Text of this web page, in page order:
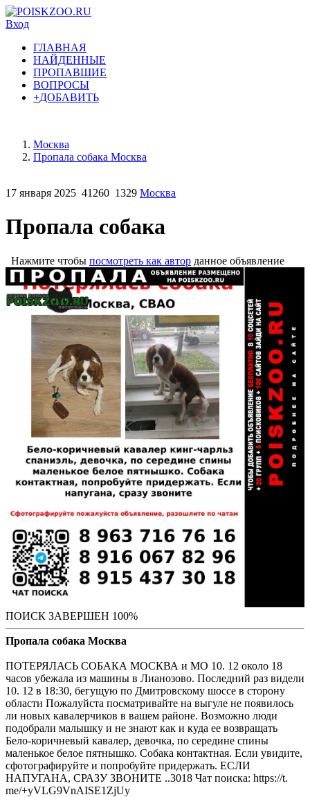
Вход
ГЛАВНАЯ
НАЙДЕННЫЕ
ПРОПАВШИЕ
ВОПРОСЫ
+ДОБАВИТЬ
Москва
Пропала собака Москва
17 января 2025 41260 1329 Москва
Пропала собака
Нажмите чтобы посмотреть как автор данное объявление
ПОИСК ЗАВЕРШЕН 100%
Пропала собака Москва
ПОТЕРЯЛАСЬ СОБАКА МОСКВА и МО 10. 12 около 18
часов убежала из машины в Лианозово. Последний раз видели
10. 12 в 18:30, бегущую по Дмитровскому шоссе в сторону
области Пожалуйста посматривайте на выгуле не появилось
ли новых кавалерчиков в вашем районе. Возможно люди
подобрали малышку и не знают как и куда ее возвращать
Бело-коричневый кавалер, девочка, по середине спины
маленькое белое пятнышко. Собака контактная. Если увидите,
сфотографируйте и попробуйте придержать. ЕСЛИ
НАПУГАНА, СРАЗУ ЗВОНИТЕ ..3018 Чат поиска: https://t.
me/+yVLG9VnAISE1ZjUy